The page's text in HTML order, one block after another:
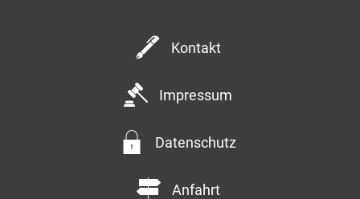
Kontakt
Impressum
Datenschutz
Anfahrt